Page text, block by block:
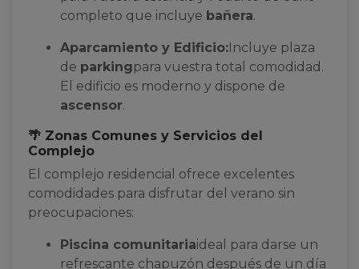
completo que incluye bañera.
Aparcamiento y Edificio:Incluye plaza
de parkingpara vuestra total comodidad.
El edificio es moderno y dispone de
ascensor.
🌴 Zonas Comunes y Servicios del
Complejo
El complejo residencial ofrece excelentes
comodidades para disfrutar del verano sin
preocupaciones:
Piscina comunitariaideal para darse un
refrescante chapuzón después de un día